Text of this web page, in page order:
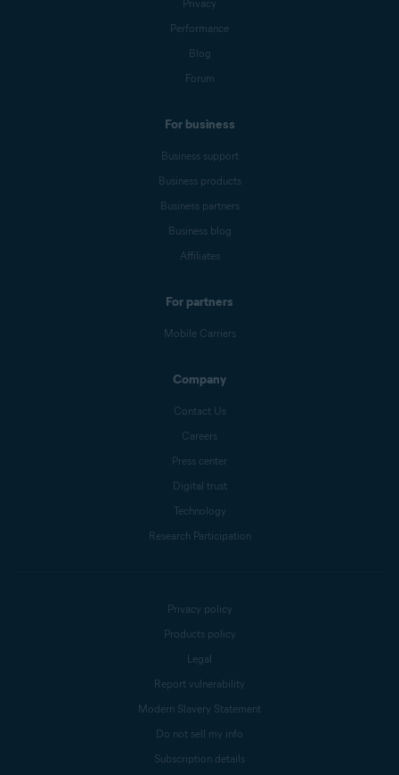
Privacy
Performance
Blog
Forum
For business
Business support
Business products
Business partners
Business blog
Affiliates
For partners
Mobile Carriers
Company
Contact Us
Careers
Press center
Digital trust
Technology
Research Participation
Privacy policy
Products policy
Legal
Report vulnerability
Modern Slavery Statement
Do not sell my info
Subscription details